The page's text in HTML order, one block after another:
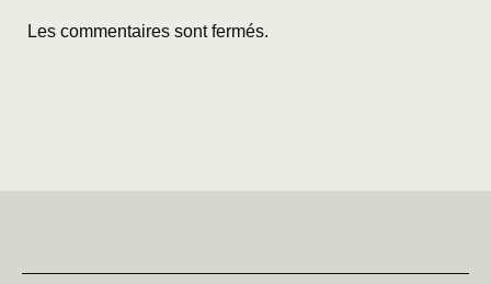
Les commentaires sont fermés.